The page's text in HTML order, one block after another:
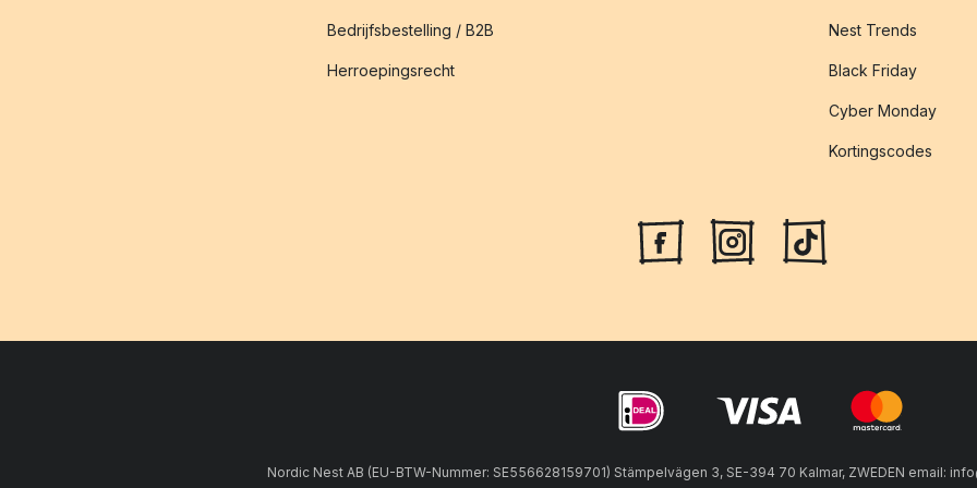
Bedrijfsbestelling / B2B
Herroepingsrecht
Nest Trends
Black Friday
Cyber Monday
Kortingscodes
Nordic Nest AB (EU-BTW-Nummer: SE556628159701) Stämpelvägen 3, SE-394 70 Kalmar, ZWEDEN email: